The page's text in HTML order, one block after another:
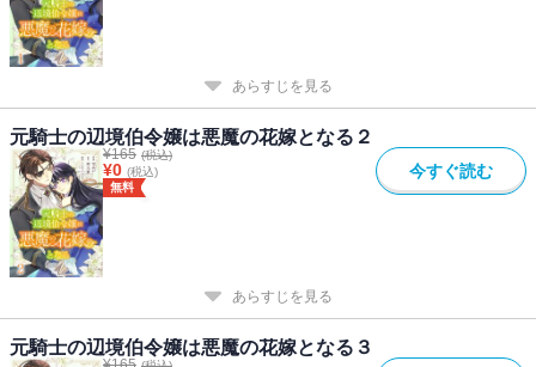
あらすじを見る
元騎士の辺境伯令嬢は悪魔の花嫁となる２
¥165 (税込)
¥0 (税込)
無料
今すぐ読む
あらすじを見る
元騎士の辺境伯令嬢は悪魔の花嫁となる３